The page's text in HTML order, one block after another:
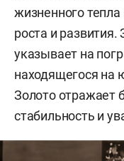
жизненного
роста и
указывает на
находящегося на
Золото отражает
стабильность и